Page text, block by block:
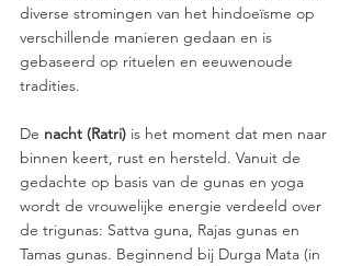
diverse stromingen van het hindoeïsme op
verschillende manieren gedaan en is
gebaseerd op rituelen en eeuwenoude
tradities.
De nacht (Ratri) is het moment dat men naar
binnen keert, rust en hersteld. Vanuit de
gedachte op basis van de gunas en yoga
wordt de vrouwelijke energie verdeeld over
de trigunas: Sattva guna, Rajas gunas en
Tamas gunas. Beginnend bij Durga Mata (in